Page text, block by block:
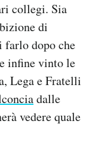
collegi. Sia
di
farlo dopo che
infine vinto le
Lega e Fratelli
dalle
vedere quale